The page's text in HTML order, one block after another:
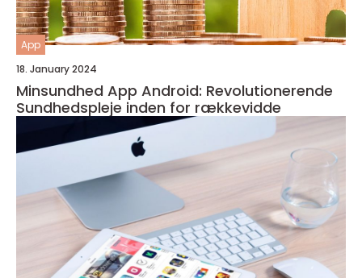
App
18. January 2024
Minsundhed App Android: Revolutionerende
Sundhedspleje inden for rækkevidde